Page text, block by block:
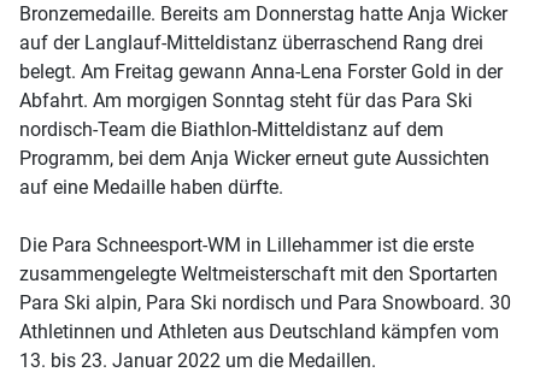
Bronzemedaille. Bereits am Donnerstag hatte Anja Wicker
auf der Langlauf-Mitteldistanz überraschend Rang drei
belegt. Am Freitag gewann Anna-Lena Forster Gold in der
Abfahrt. Am morgigen Sonntag steht für das Para Ski
nordisch-Team die Biathlon-Mitteldistanz auf dem
Programm, bei dem Anja Wicker erneut gute Aussichten
auf eine Medaille haben dürfte.
Die Para Schneesport-WM in Lillehammer ist die erste
zusammengelegte Weltmeisterschaft mit den Sportarten
Para Ski alpin, Para Ski nordisch und Para Snowboard. 30
Athletinnen und Athleten aus Deutschland kämpfen vom
13. bis 23. Januar 2022 um die Medaillen.